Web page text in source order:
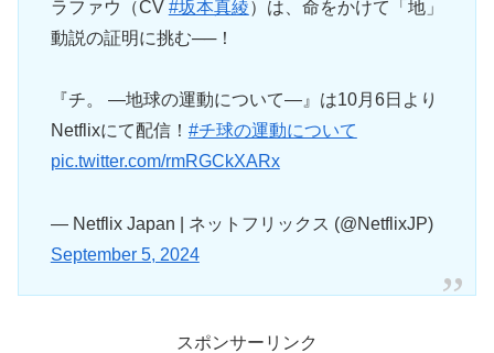
ラファウ（CV #坂本真綾）は、命をかけて「地」
動説の証明に挑む──！
『チ。 ―地球の運動について―』は10月6日より
Netflixにて配信！ #チ球の運動について
pic.twitter.com/rmRGCkXARx
— Netflix Japan | ネットフリックス (@NetflixJP)
September 5, 2024
スポンサーリンク